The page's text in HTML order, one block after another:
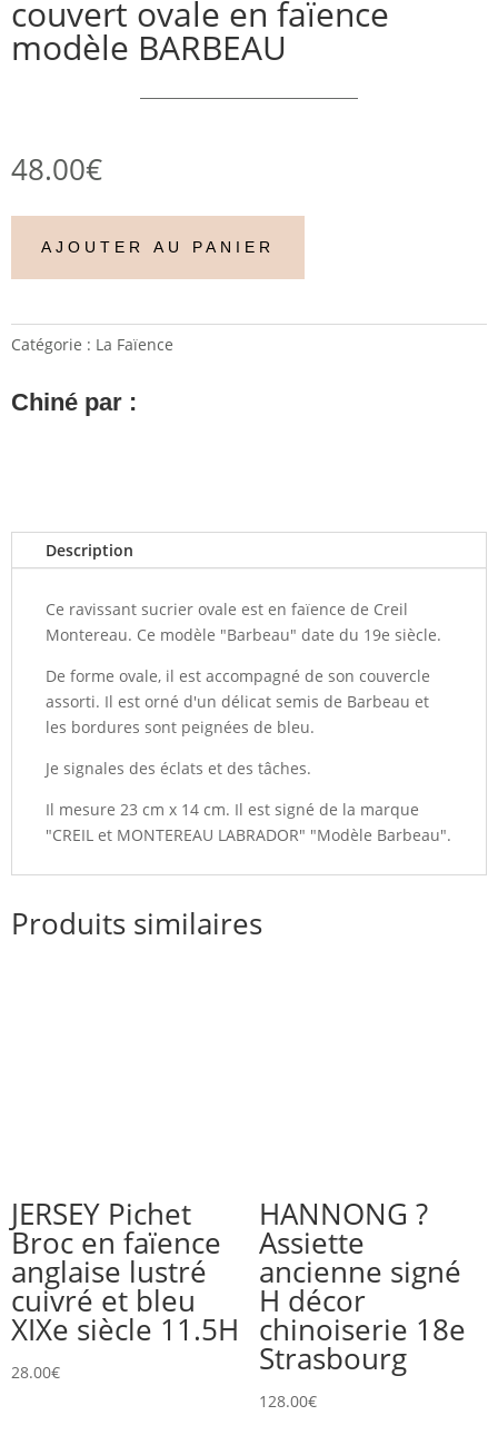
couvert ovale en faïence
modèle BARBEAU
48.00€
AJOUTER AU PANIER
Catégorie : La Faïence
Chiné par :
Description
Ce ravissant sucrier ovale est en faïence de Creil
Montereau. Ce modèle "Barbeau" date du 19e siècle.
De forme ovale, il est accompagné de son couvercle
assorti. Il est orné d'un délicat semis de Barbeau et
les bordures sont peignées de bleu.
Je signales des éclats et des tâches.
Il mesure 23 cm x 14 cm. Il est signé de la marque
"CREIL et MONTEREAU LABRADOR" "Modèle Barbeau".
Produits similaires
JERSEY Pichet
Broc en faïence
anglaise lustré
cuivré et bleu
XIXe siècle 11.5H
28.00€
HANNONG ?
Assiette
ancienne signé
H décor
chinoiserie 18e
Strasbourg
128.00€